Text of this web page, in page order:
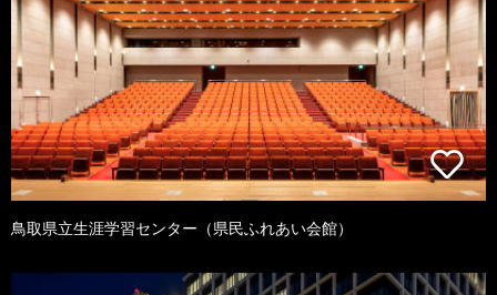
鳥取県立生涯学習センター（県民ふれあい会館）